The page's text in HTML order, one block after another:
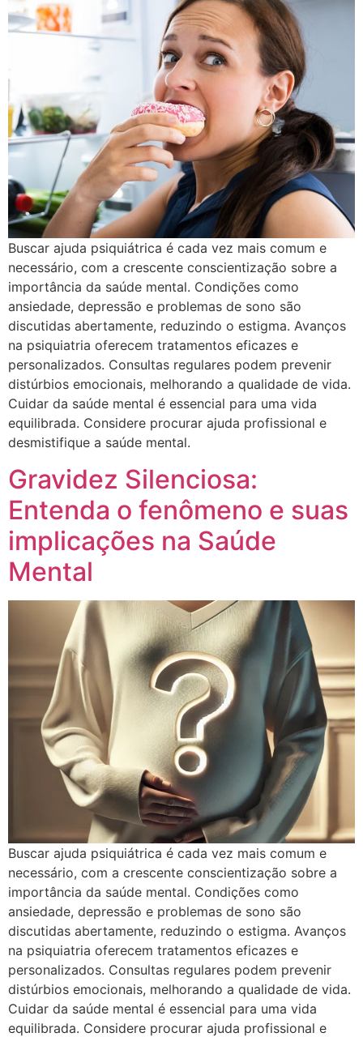
Buscar ajuda psiquiátrica é cada vez mais comum e
necessário, com a crescente conscientização sobre a
importância da saúde mental. Condições como
ansiedade, depressão e problemas de sono são
discutidas abertamente, reduzindo o estigma. Avanços
na psiquiatria oferecem tratamentos eficazes e
personalizados. Consultas regulares podem prevenir
distúrbios emocionais, melhorando a qualidade de vida.
Cuidar da saúde mental é essencial para uma vida
equilibrada. Considere procurar ajuda profissional e
desmistifique a saúde mental.
Gravidez Silenciosa:
Entenda o fenômeno e suas
implicações na Saúde
Mental
Buscar ajuda psiquiátrica é cada vez mais comum e
necessário, com a crescente conscientização sobre a
importância da saúde mental. Condições como
ansiedade, depressão e problemas de sono são
discutidas abertamente, reduzindo o estigma. Avanços
na psiquiatria oferecem tratamentos eficazes e
personalizados. Consultas regulares podem prevenir
distúrbios emocionais, melhorando a qualidade de vida.
Cuidar da saúde mental é essencial para uma vida
equilibrada. Considere procurar ajuda profissional e